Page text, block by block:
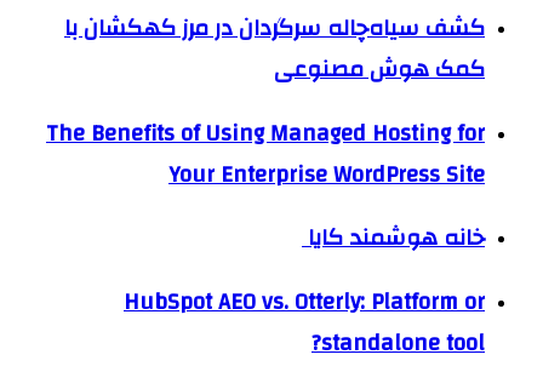
کشف سیاه‌چاله سرگردان در مرز کهکشان با
کمک هوش مصنوعی
The Benefits of Using Managed Hosting for
Your Enterprise WordPress Site
خانه هوشمند کایا
HubSpot AEO vs. Otterly: Platform or
standalone tool?